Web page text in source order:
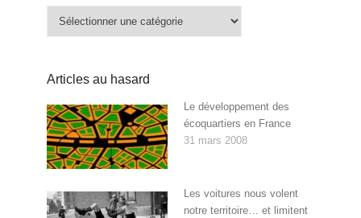
Catégories
Articles au hasard
Le développement des
écoquartiers en France
31 mars 2008
Les voitures nous volent
notre territoire… et limitent